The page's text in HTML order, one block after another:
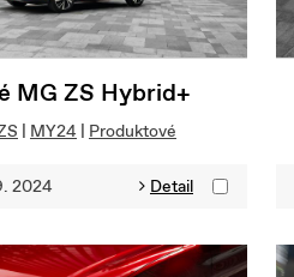
MG ZS Hybrid+
| MY24 | Produktové
2024 Detail